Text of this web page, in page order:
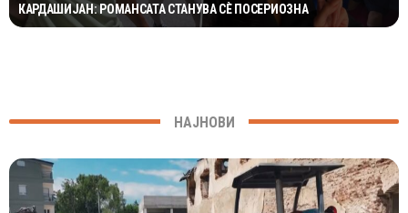
КАРДАШИЈАН: РОМАНСАТА СТАНУВА СÈ ПОСЕРИОЗНА
НАЈНОВИ